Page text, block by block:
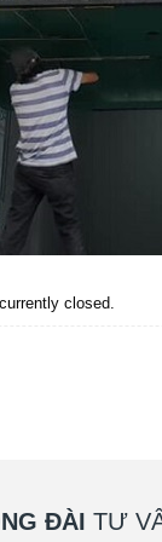
closed.
ĐÀI TƯ